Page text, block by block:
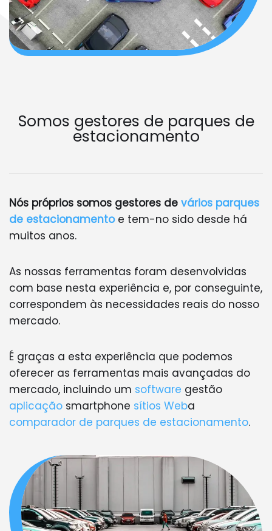
Somos gestores de parques de
estacionamento
Nós próprios somos gestores de vários parques
de estacionamentoe tem-no sido desde há
muitos anos.
As nossas ferramentas foram desenvolvidas
com base nesta experiência e, por conseguinte,
correspondem às necessidades reais do nosso
mercado.
É graças a esta experiência que podemos
oferecer as ferramentas mais avançadas do
mercado, incluindo um software gestão
aplicação smartphone sítios Weba
comparador de parques de estacionamento.